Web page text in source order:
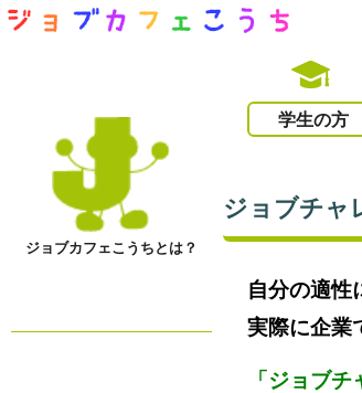
学生の方
ジョブカフェこうちとは？
ジョブチャ
自分の適性
実際に企業
「ジョブチ